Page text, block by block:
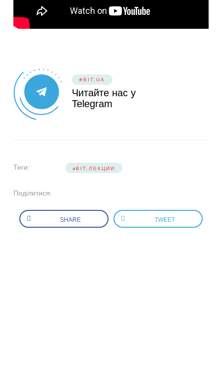
#BIT.UA
Читайте нас у
Telegram
Теги: BIT.ЛЕКЦИИ
Поділитися:
SHARE TWEET